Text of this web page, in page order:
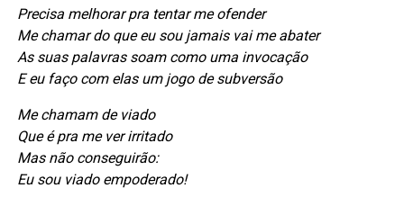
Precisa melhorar pra tentar me ofender
Me chamar do que eu sou jamais vai me abater
As suas palavras soam como uma invocação
E eu faço com elas um jogo de subversão
Me chamam de viado
Que é pra me ver irritado
Mas não conseguirão:
Eu sou viado empoderado!